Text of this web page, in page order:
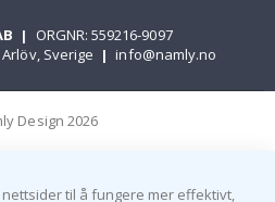
|
ORGNR: 559216-9097
Sverige | info@namly.no
Design 2026
til å fungere mer effektivt,